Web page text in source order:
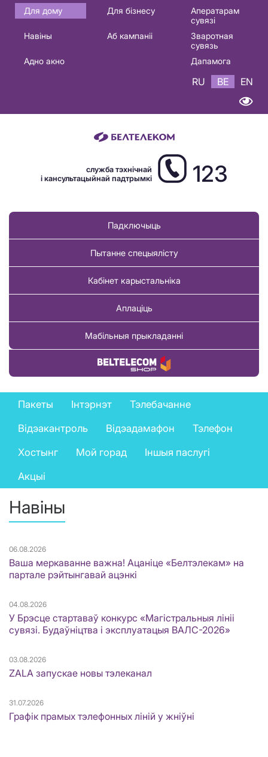
Основная
навигация
Для дому Для бізнесу
Аператарам
сувязі
Навіны
Аб кампаніі
Зваротная
сувязь
Адно акно
Дапамога
RU BE EN
служба тэхнічнай
і кансультацыйнай падтрымкі
123
Падключыць
Пытанне спецыялісту
Кабінет карыстальніка
Аплаціць
Мабільныя прыкладанні
Купіць тавар
Private
services
menu
Пакеты Інтэрнэт
Тэлебачанне
Відэакантроль
Відэадамафон
Тэлефон
Хостынг
Мой горад
Іншыя паслугі
Акцыі
Навіны
06.08.2026
Ваша меркаванне важна! Ацаніце «Белтэлекам» на
партале рэйтынгавай ацэнкі
04.08.2026
У Брэсце стартаваў конкурс «Магістральныя лініі
сувязі. Будаўніцтва і эксплуатацыя ВАЛС-2026»
03.08.2026
ZALA запускае новы тэлеканал
31.07.2026
Графік прамых тэлефонных ліній у жніўні